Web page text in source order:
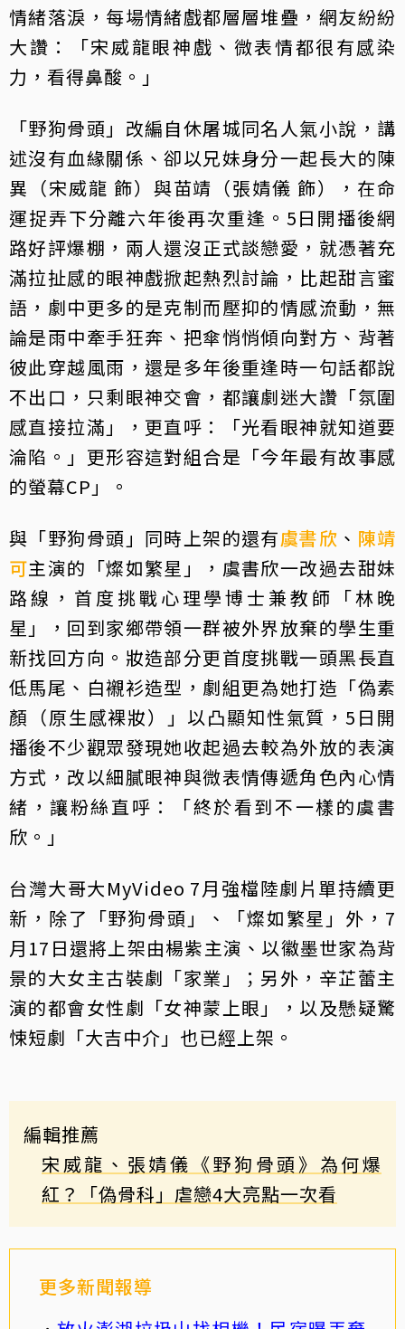
情緒落淚，每場情緒戲都層層堆疊，網友紛紛
大讚：「宋威龍眼神戲、微表情都很有感染
力，看得鼻酸。」
「野狗骨頭」改編自休屠城同名人氣小說，講
述沒有血緣關係、卻以兄妹身分一起長大的陳
異（宋威龍 飾）與苗靖（張婧儀 飾），在命
運捉弄下分離六年後再次重逢。5日開播後網
路好評爆棚，兩人還沒正式談戀愛，就憑著充
滿拉扯感的眼神戲掀起熱烈討論，比起甜言蜜
語，劇中更多的是克制而壓抑的情感流動，無
論是雨中牽手狂奔、把傘悄悄傾向對方、背著
彼此穿越風雨，還是多年後重逢時一句話都說
不出口，只剩眼神交會，都讓劇迷大讚「氛圍
感直接拉滿」，更直呼：「光看眼神就知道要
淪陷。」更形容這對組合是「今年最有故事感
的螢幕CP」。
與「野狗骨頭」同時上架的還有虞書欣 、 陳靖
可主演的「燦如繁星」，虞書欣一改過去甜妹
路線，首度挑戰心理學博士兼教師「林晚
星」，回到家鄉帶領一群被外界放棄的學生重
新找回方向。妝造部分更首度挑戰一頭黑長直
低馬尾、白襯衫造型，劇組更為她打造「偽素
顏（原生感裸妝）」以凸顯知性氣質，5日開
播後不少觀眾發現她收起過去較為外放的表演
方式，改以細膩眼神與微表情傳遞角色內心情
緒，讓粉絲直呼：「終於看到不一樣的虞書
欣。」
台灣大哥大MyVideo 7月強檔陸劇片單持續更
新，除了「野狗骨頭」、「燦如繁星」外，7
月17日還將上架由楊紫主演、以徽墨世家為背
景的大女主古裝劇「家業」；另外，辛芷蕾主
演的都會女性劇「女神蒙上眼」，以及懸疑驚
悚短劇「大吉中介」也已經上架。
編輯推薦
宋威龍、張婧儀《野狗骨頭》為何爆
紅？「偽骨科」虐戀4大亮點一次看
更多新聞報導